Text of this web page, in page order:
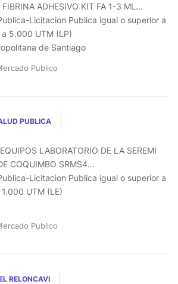
ADHESIVO KIT FA 1-3 ML...
Licitacion Publica igual o superior a
5.000 UTM (LP)
de Santiago
Publico
PUBLICA
LABORATORIO DE LA SEREMI
COQUIMBO SRMS4...
Licitacion Publica igual o superior a
UTM (LE)
Publico
RELONCAVI